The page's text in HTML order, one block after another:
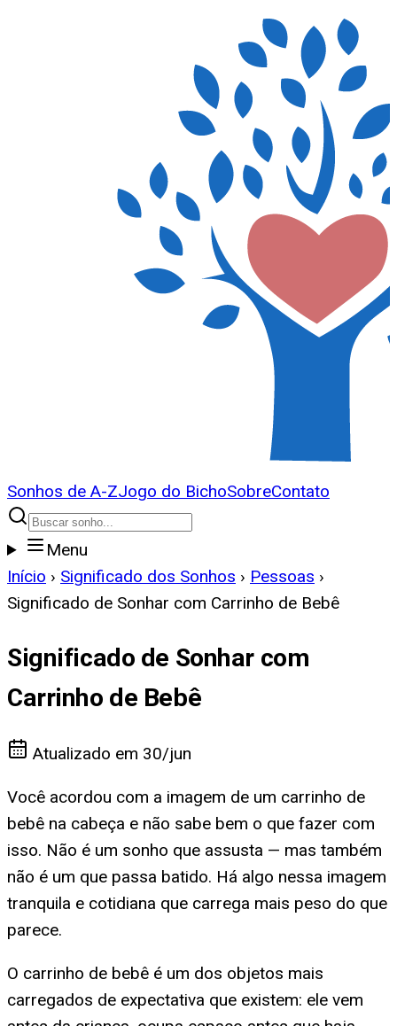
Sonhos de A-ZJogo do BichoSobreContato
Menu
Início › Significado dos Sonhos › Pessoas ›
Significado de Sonhar com Carrinho de Bebê
Significado de Sonhar com
Carrinho de Bebê
Atualizado em 30/jun
Você acordou com a imagem de um carrinho de
bebê na cabeça e não sabe bem o que fazer com
isso. Não é um sonho que assusta — mas também
não é um que passa batido. Há algo nessa imagem
tranquila e cotidiana que carrega mais peso do que
parece.
O carrinho de bebê é um dos objetos mais
carregados de expectativa que existem: ele vem